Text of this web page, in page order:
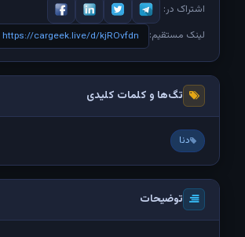
اشتراک در:
لینک مستقیم: https://cargeek.live/d/kjROvfdn
تگ‌ها و کلمات کلیدی
دنا
توضیحات